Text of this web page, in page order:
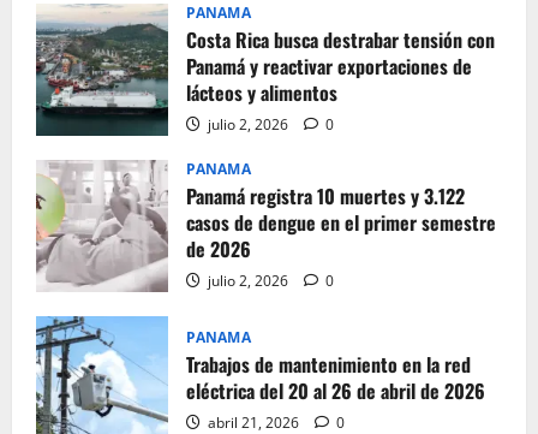
PANAMA
Costa Rica busca destrabar tensión con
Panamá y reactivar exportaciones de
lácteos y alimentos
julio 2, 2026 0
PANAMA
Panamá registra 10 muertes y 3.122
casos de dengue en el primer semestre
de 2026
julio 2, 2026 0
PANAMA
Trabajos de mantenimiento en la red
eléctrica del 20 al 26 de abril de 2026
abril 21, 2026 0